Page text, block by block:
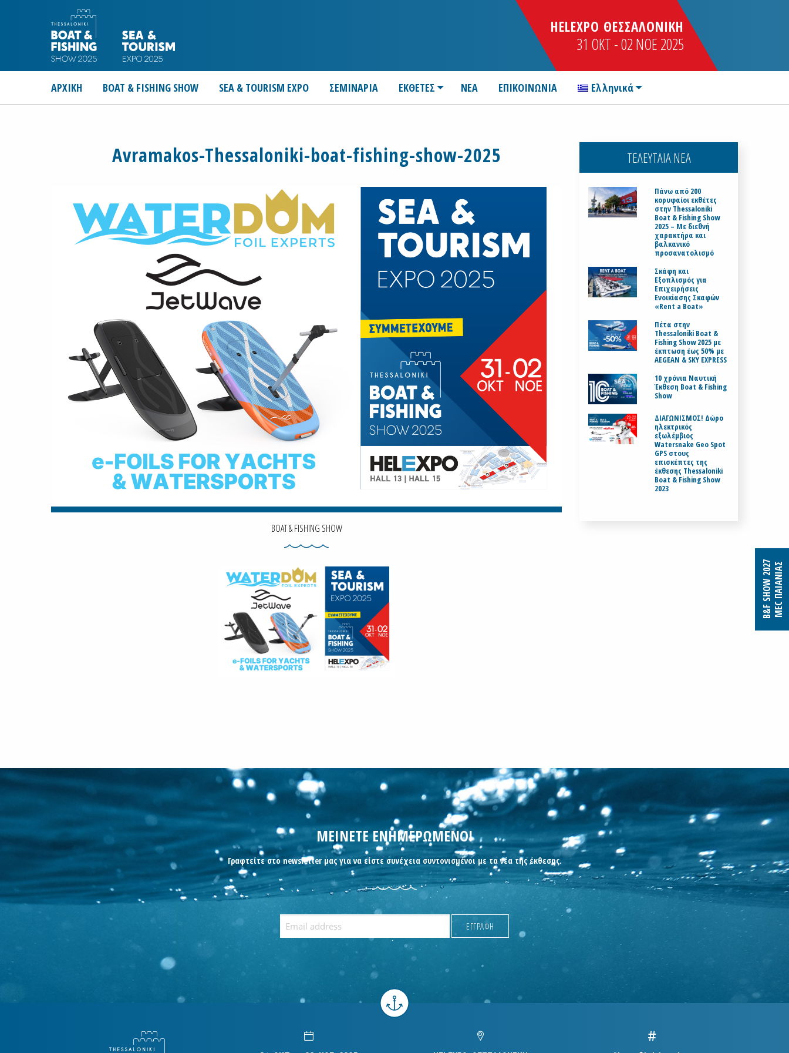
HELEXPO ΘΕΣΣΑΛΟΝΙΚΗ
31 OKT - 02 NOE 2025
ΑΡΧΙΚΗ BOAT & FISHING SHOW SEA & TOURISM EXPO ΣΕΜΙΝΑΡΙΑ ΕΚΘΕΤΕΣ ΝΕΑ ΕΠΙΚΟΙΝΩΝΙΑ Ελληνικά
Avramakos-Thessaloniki-boat-fishing-show-2025
BOAT & FISHING SHOW
ΤΕΛΕΥΤΑΙΑ ΝΕΑ
Πάνω από 200
κορυφαίοι εκθέτες
στην Thessaloniki
Boat & Fishing Show
2025 – Με διεθνή
χαρακτήρα και
βαλκανικό
προσανατολισμό
Σκάφη και
Εξοπλισμός για
Επιχειρήσεις
Ενοικίασης Σκαφών
«Rent a Boat»
Πέτα στην
Thessaloniki Boat &
Fishing Show 2025 με
έκπτωση έως 50% με
AEGEAN & SKY EXPRESS
10 χρόνια Ναυτική
Έκθεση Boat & Fishing
Show
ΔΙΑΓΩΝΙΣΜΟΣ! Δώρο
ηλεκτρικός
εξωλέμβιος
Watersnake Geo Spot
GPS στους
επισκέπτες της
έκθεσης Thessaloniki
Boat & Fishing Show
2023
B&F SHOW 2027MEC ΠΑΙΑΝΙΑΣ
ΜΕΙΝΕΤΕ ΕΝΗΜΕΡΩΜΕΝΟΙ
Γραφτείτε στο newsletter μας για να είστε συνέχεια συντονισμένοι με τα νέα της έκθεσης.